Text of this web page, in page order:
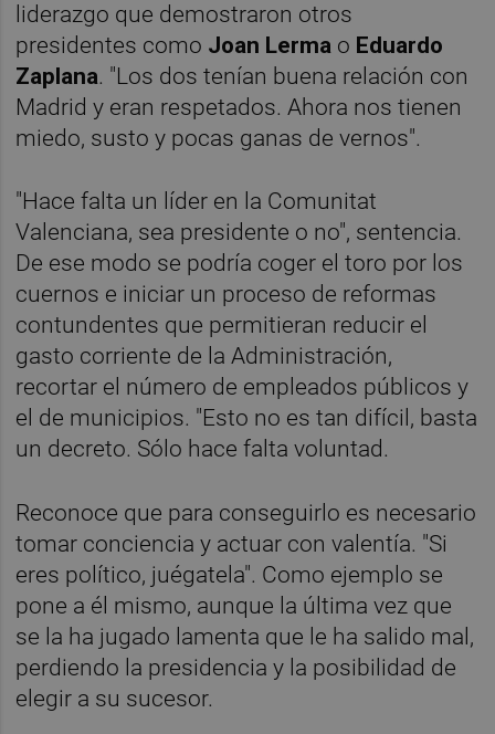
liderazgo que demostraron otros
presidentes como Joan Lerma o Eduardo
Zaplana. "Los dos tenían buena relación con
Madrid y eran respetados. Ahora nos tienen
miedo, susto y pocas ganas de vernos".
"Hace falta un líder en la Comunitat
Valenciana, sea presidente o no", sentencia.
De ese modo se podría coger el toro por los
cuernos e iniciar un proceso de reformas
contundentes que permitieran reducir el
gasto corriente de la Administración,
recortar el número de empleados públicos y
el de municipios. "Esto no es tan difícil, basta
un decreto. Sólo hace falta voluntad.
Reconoce que para conseguirlo es necesario
tomar conciencia y actuar con valentía. "Si
eres político, juégatela". Como ejemplo se
pone a él mismo, aunque la última vez que
se la ha jugado lamenta que le ha salido mal,
perdiendo la presidencia y la posibilidad de
elegir a su sucesor.